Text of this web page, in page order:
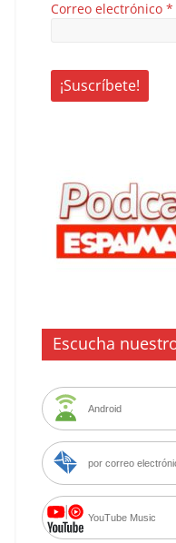
Correo electrónico *
Escucha
Android
por correo
YouTube Music